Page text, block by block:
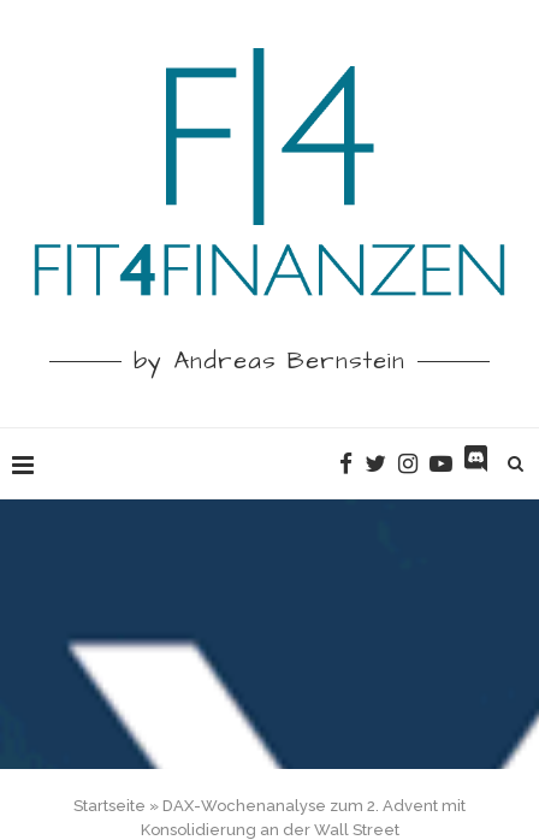
by Andreas Bernstein
Startseite » DAX-Wochenanalyse zum 2. Advent mit
Konsolidierung an der Wall Street